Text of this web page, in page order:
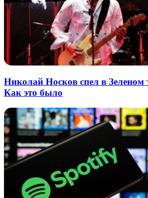
Николай Носков спел в
Как это было